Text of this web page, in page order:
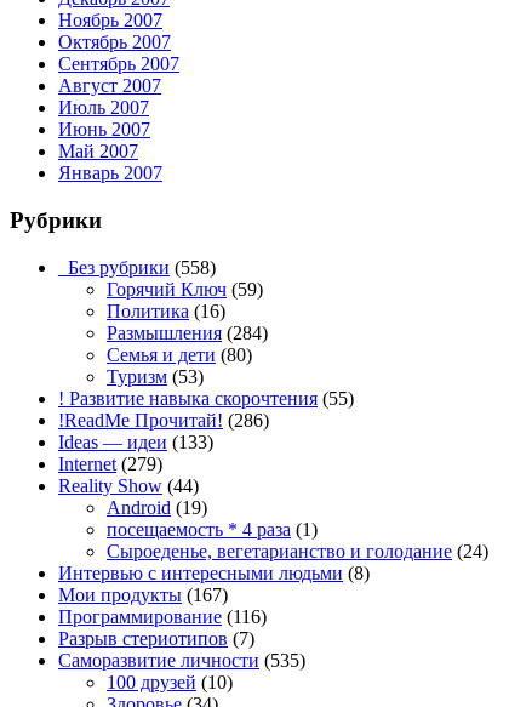
Ноябрь 2007
Октябрь 2007
Сентябрь 2007
Август 2007
Июль 2007
Июнь 2007
Май 2007
Январь 2007
Рубрики
_Без рубрики (558)
Горячий Ключ (59)
Политика (16)
Размышления (284)
Семья и дети (80)
Туризм (53)
! Развитие навыка скорочтения (55)
!ReadMe Прочитай! (286)
Ideas — идеи (133)
Internet (279)
Reality Show (44)
Android (19)
посещаемость * 4 раза (1)
Сыроеденье, вегетарианство и голодание (24)
Интервью с интересными людьми (8)
Мои продукты (167)
Программирование (116)
Разрыв стериотипов (7)
Саморазвитие личности (535)
100 друзей (10)